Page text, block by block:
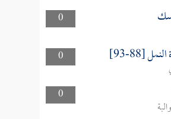
0
0
[88-93]
0